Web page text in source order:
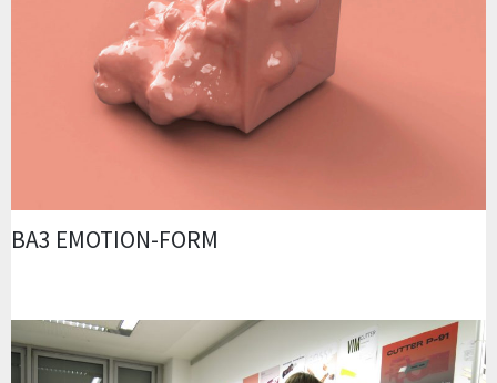
BA3 EMOTION-FORM